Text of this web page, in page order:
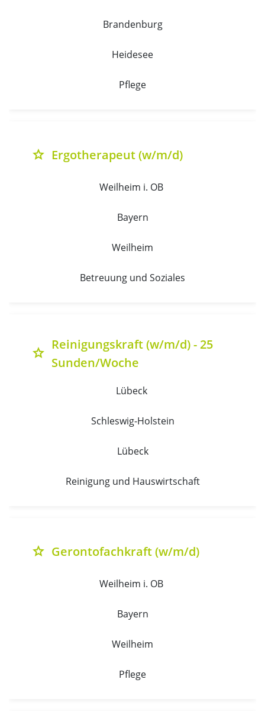
Brandenburg
Heidesee
Pflege
grade Ergotherapeut (w/m/d)
Weilheim i. OB
Bayern
Weilheim
Betreuung und Soziales
grade
Reinigungskraft (w/m/d) - 25
Sunden/Woche
Lübeck
Schleswig-Holstein
Lübeck
Reinigung und Hauswirtschaft
grade Gerontofachkraft (w/m/d)
Weilheim i. OB
Bayern
Weilheim
Pflege